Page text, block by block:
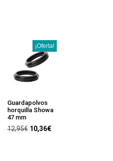
¡Oferta!
Guardapolvos
horquilla Showa
47 mm
12,95€ 10,36€